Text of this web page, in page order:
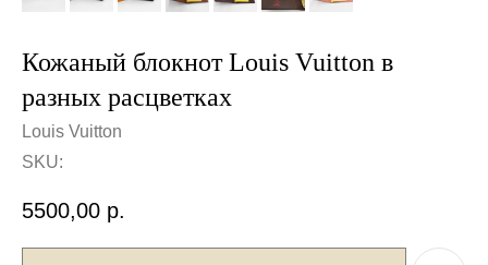
Кожаный блокнот Louis Vuitton в
разных расцветках
Louis Vuitton
SKU:
5500,00 р.